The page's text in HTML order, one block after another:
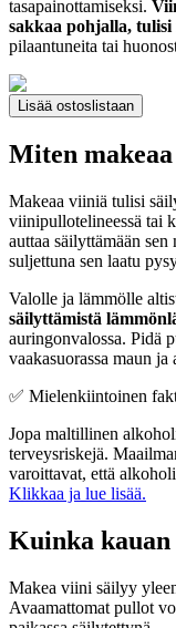
tasapainottamiseksi.
sakkaa pohjalla, tulisi
pilaantuneita tai
Lisää ostoslistaan
Miten
Makeaa viiniä tulisi
viinipullotelineessä tai
auttaa säilyttämään
suljettuna sen laatu
Valolle ja lämmölle
säilyttämistä
auringonvalossa. Pidä
vaakasuorassa maun
✅ Mielenkiintoinen
Jopa maltillinen
terveysriskejä.
varoittavat, että
Klikkaa ja lue lisää.
Kuinka kauan
Makea viini säilyy
Avaamattomat pullot